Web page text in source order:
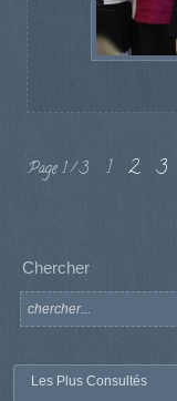
Page 1 / 3 1 2 3
Chercher
Les Plus Consultés